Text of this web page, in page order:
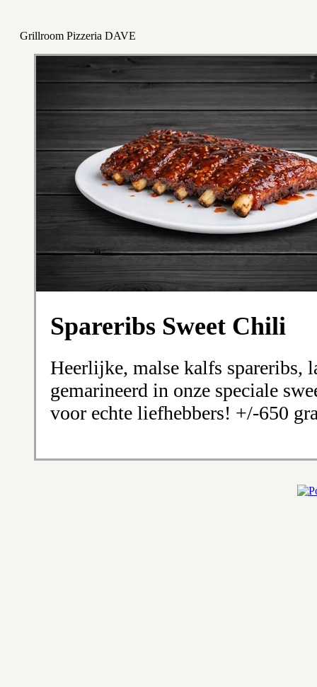
Grillroom Pizzeria DAVE
Spareribs Sweet Chili
Heerlijke, malse kalfs spareribs,
gemarineerd in onze speciale
voor echte liefhebbers! +/-650